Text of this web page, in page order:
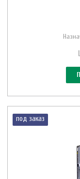
под заказ